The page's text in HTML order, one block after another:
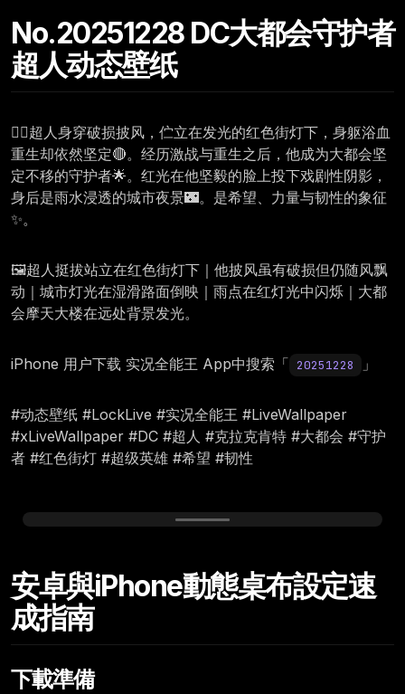
No.20251228 DC大都会守护者
超人动态壁纸
🦸‍♂️超人身穿破损披风，伫立在发光的红色街灯下，身躯浴血
重生却依然坚定🔴。经历激战与重生之后，他成为大都会坚
定不移的守护者🌟。红光在他坚毅的脸上投下戏剧性阴影，
身后是雨水浸透的城市夜景🌃。是希望、力量与韧性的象征
✨。
🖼️超人挺拔站立在红色街灯下｜他披风虽有破损但仍随风飘
动｜城市灯光在湿滑路面倒映｜雨点在红灯光中闪烁｜大都
会摩天大楼在远处背景发光。
iPhone 用户下载 实况全能王 App中搜索「 20251228 」
#动态壁纸 #LockLive #实况全能王 #LiveWallpaper
#xLiveWallpaper #DC #超人 #克拉克肯特 #大都会 #守护
者 #红色街灯 #超级英雄 #希望 #韧性
Sunday, December 28
12:00
安卓與iPhone動態桌布設定速
成指南
下載準備